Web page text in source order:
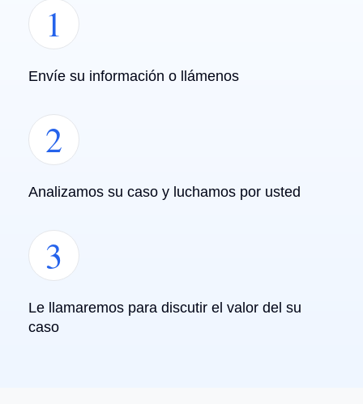
1
Envíe su información o llámenos
2
Analizamos su caso y luchamos por usted
3
Le llamaremos para discutir el valor del su
caso